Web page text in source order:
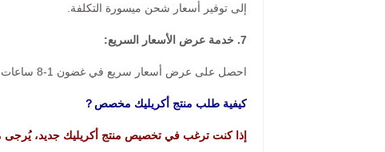
إلى توفير أسعار شحن ميسورة التكلفة.
7. خدمة عرض الأسعار السريع:
احصل على عرض أسعار سريع في غضون 1-8 ساعات عند إرسال استفسارك.
كيفية طلب منتج أكريليك مخصص？
إذا كنت ترغب في تخصيص منتج أكريليك جديد، يُرجى